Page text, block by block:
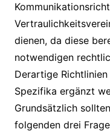
dienen, da diese
notwendigen
Derartige
Spezifika ergänzt
Grundsätzlich
folgenden drei